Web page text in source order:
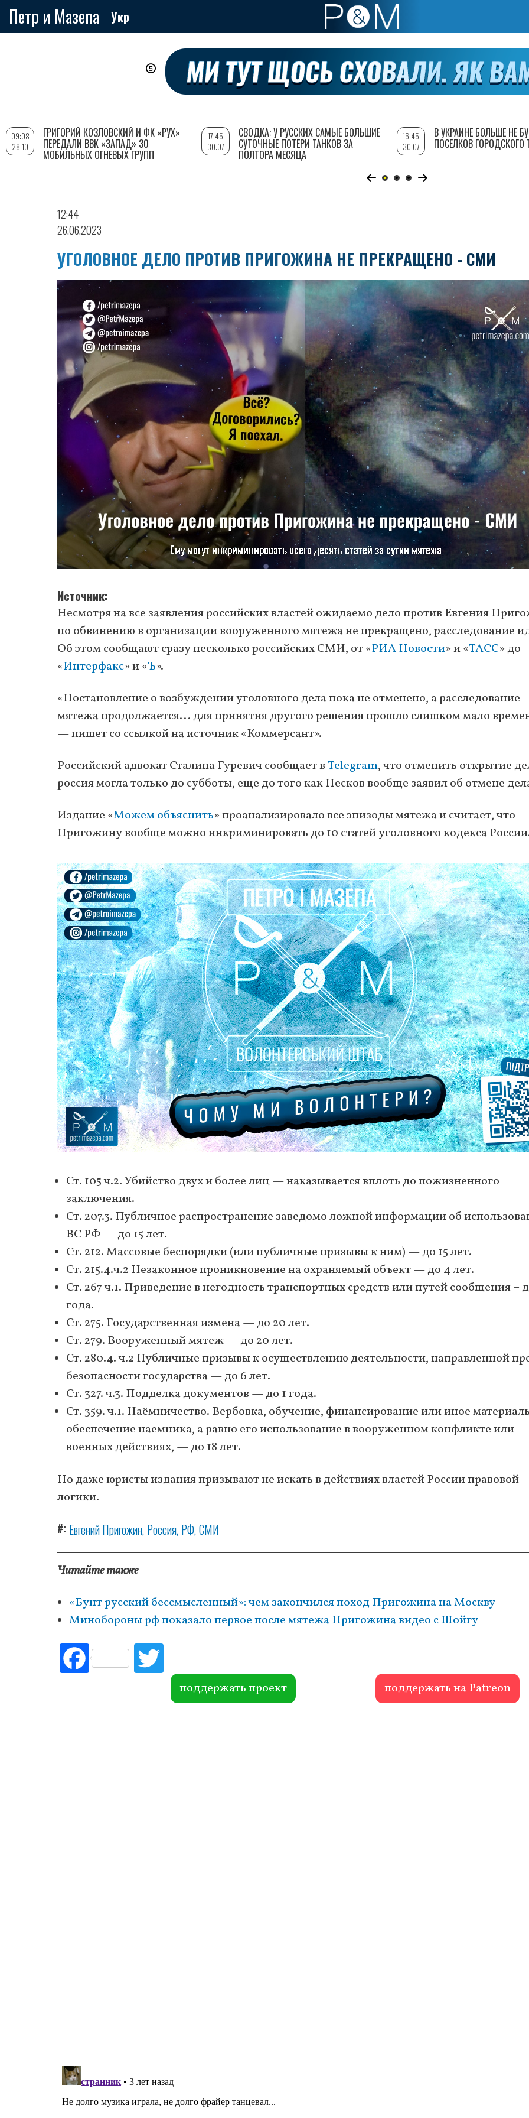
Петр и Мазепа Укр
12:44
26.06.2023
УГОЛОВНОЕ ДЕЛО ПРОТИВ ПРИГОЖИНА НЕ ПРЕКРАЩЕНО - СМИ
Источник
Несмотря на все заявления российских властей ожидаемо дело против Евгения
по обвинению в организации вооруженного мятежа не прекращено, расследование
Об этом сообщают сразу несколько российских СМИ, от «РИА Новости» и «ТАСС» до
«Интерфакс» и «Ъ».
«Постановление о возбуждении уголовного дела пока не отменено, а расследование
мятежа продолжается... для принятия другого решения прошло слишком мало
— пишет со ссылкой на источник «Коммерсант».
Российский адвокат Сталина Гуревич сообщает вTelegram, что отменить открытие
россия могла только до субботы, еще до того как Песков вообще заявил об отмене
Издание «Можем объяснить» проанализировало все эпизоды мятежа и считает, что
Пригожину вообще можно инкриминировать до 10 статей уголовного кодекса
Ст. 105 ч.2. Убийство двух и более лиц — наказывается вплоть до пожизненного
заключения.
Ст. 207.3. Публичное распространение заведомо ложной информации об
ВС РФ — до 15 лет.
Ст. 212. Массовые беспорядки (или публичные призывы к ним) — до 15 лет.
Ст. 215.4.ч.2 Незаконное проникновение на охраняемый объект — до 4 лет.
Ст. 267 ч.1. Приведение в негодность транспортных средств или путей сообщения –
года.
Ст. 275. Государственная измена — до 20 лет.
Ст. 279. Вооруженный мятеж — до 20 лет.
Ст. 280.4. ч.2 Публичные призывы к осуществлению деятельности, направленной
безопасности государства — до 6 лет.
Ст. 327. ч.3. Подделка документов — до 1 года.
Ст. 359. ч.1. Наёмничество. Вербовка, обучение, финансирование или иное
обеспечение наемника, а равно его использование в вооруженном конфликте или
военных действиях, — до 18 лет.
Но даже юристы издания призывают не искать в действиях властей России правовой
логики.
# Евгений Пригожин Россия РФ СМИ
Читайте также
«Бунт русский бессмысленный»: чем закончился поход Пригожина на Москву
Минобороны рф показало первое после мятежа Пригожина видео с Шойгу
Fac
ebo itte
r поддержать проект поддержать на Patreon
09:08
28.10
ГРИГОРИЙ КОЗЛОВСКИЙ И ФК «РУХ»
ПЕРЕДАЛИ ВВК «ЗАПАД» 30
МОБИЛЬНЫХ ОГНЕВЫХ ГРУПП
17:45
30.07
СВОДКА: У РУССКИХ САМЫЕ БОЛЬШИЕ
СУТОЧНЫЕ ПОТЕРИ ТАНКОВ ЗА
ПОЛТОРА МЕСЯЦА
16:45
30.07
В УКРАИНЕ БОЛЬШЕ НЕ
ПОСЕЛКОВ ГОРОДСКОГО